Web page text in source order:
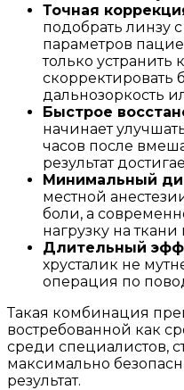
Точная
подобрать линзу
параметров
только устранить
скорректировать
дальнозоркость
Быстрое
начинает
часов после
результат
Минимальный
местной
боли, а
нагрузку на ткани
Длительный
хрусталик не
операция по
Такая комбинация
востребованной как
среди специалистов,
максимально
результат.